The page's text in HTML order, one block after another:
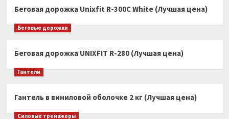
Беговая дорожка Unixfit R-300C White (Лучшая цена)
Беговые дорожки
Беговая дорожка UNIXFIT R-280 (Лучшая цена)
Гантели
Гантель в виниловой оболочке 2 кг (Лучшая цена)
Силовые тренажеры